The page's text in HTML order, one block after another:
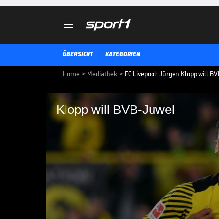

ÜBERSICHT KATEGORIEN
Home > Mediathek > FC Livepool: Jürgen Klopp will
Klopp will BVB-Juwel
Klopp will BVB-
Jürgen Klopp hat ein BVB-
Wunschspieler kommenden
TRANSFERMARKT